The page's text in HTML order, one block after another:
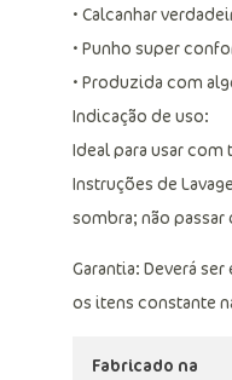
• Calcanhar
• Punho super
• Produzida com
Indicação de uso:
Ideal para usar
Instruções de
sombra; não
Garantia: Deverá
os itens constante
Fabricado na